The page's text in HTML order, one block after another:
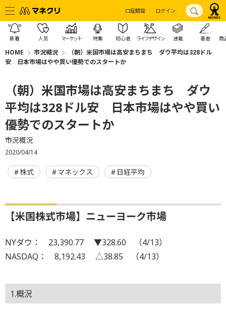
口座開設 ログイン
新着 人気 マーケット 特集 初心者 ライフデザイン 連載 著者 商
HOME 市況概況
（朝）米国市場は高安まちまち ダウ平均は328ドル
安 日本市場はやや買い優勢でのスタートか
（朝）米国市場は高安まちまち ダウ
平均は328ドル安 日本市場はやや買い
優勢でのスタートか
市況概況
2020/04/14
株式 マネックス 日経平均
【米国株式市場】ニューヨーク市場
NYダウ： 23,390.77 ▼328.60 （4/13）
NASDAQ： 8,192.43 △38.85 （4/13）
1.概況